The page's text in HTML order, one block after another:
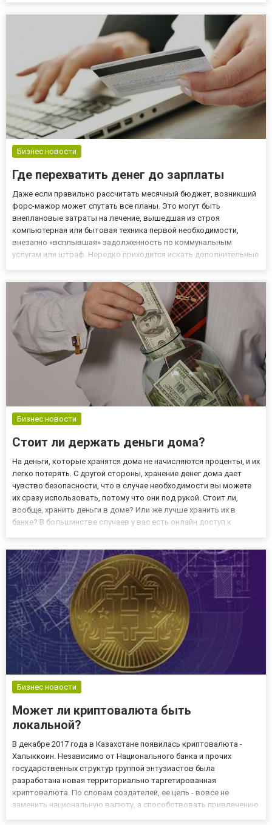
Бизнес новости
Где перехватить денег до зарплаты
Даже если правильно рассчитать месячный бюджет, возникший
форс-мажор может спутать все планы. Это могут быть
внеплановые затраты на лечение, вышедшая из строя
компьютерная или бытовая техника первой необходимости,
внезапно «всплывшая» задолженность по коммунальным
услугам или штраф. Нередко приходится искать дополнительные
приходится задумываться о кред...
Бизнес новости
Стоит ли держать деньги дома?
На деньги, которые хранятся дома не начисляются проценты, и их
легко потерять. С другой стороны, хранение денег дома дает
чувство безопасности, что в случае необходимости вы можете
их сразу использовать, потому что они под рукой. Стоит ли,
вообще, хранить деньги в доме? Или же лучше хранить их в
банке? В большинстве случаев у вас есть онлайн доступ к
Бизнес новости
Может ли криптовалюта быть
локальной?
В декабре 2017 года в Казахстане появилась криптовалюта -
Халыккоин. Независимо от Национального банка и прочих
государственных структур группой энтузиастов была
разработана новая территориально таргетированная
криптовалюта. По словам создателей, ее цель - вовсе не
заменить национальную валюту, а способствовать привлечению